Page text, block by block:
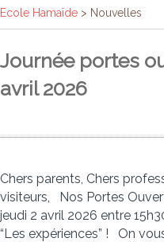
Ecole Hamaïde > Nouvelles
Journée portes
avril 2026
Chers parents, Chers
visiteurs, Nos Portes
jeudi 2 avril 2026 entre
“Les expériences” ! On